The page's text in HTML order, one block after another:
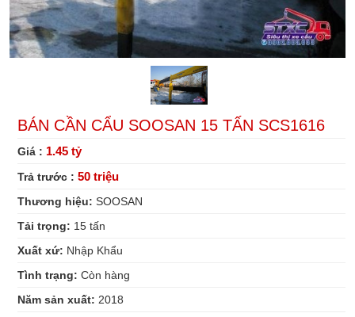
BÁN CẦN CẨU SOOSAN 15 TẤN SCS1616
Giá : 1.45 tỷ
Trả trước : 50 triệu
Thương hiệu: SOOSAN
Tải trọng: 15tấn
Xuất xứ: Nhập Khẩu
Tình trạng: Còn hàng
Năm sản xuất: 2018